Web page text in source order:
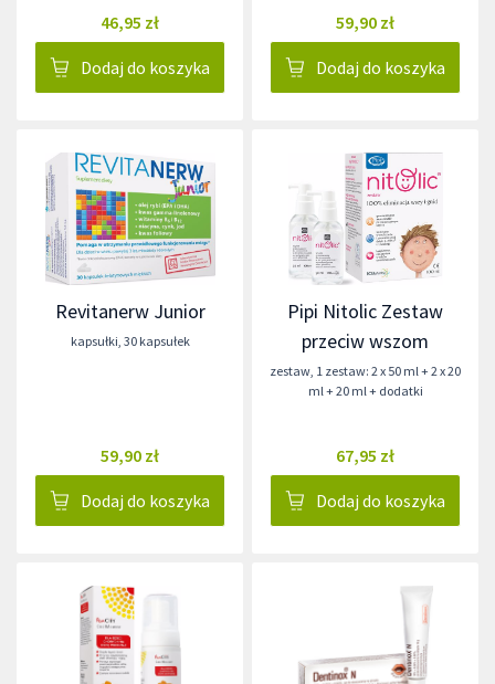
46,95 zł
Dodaj do koszyka
59,90 zł
Dodaj do koszyka
Revitanerw Junior
kapsułki, 30 kapsułek
59,90 zł
Dodaj do koszyka
Pipi Nitolic Zestaw
przeciw wszom
zestaw, 1 zestaw: 2 x 50 ml + 2 x 20
ml + 20 ml + dodatki
67,95 zł
Dodaj do koszyka